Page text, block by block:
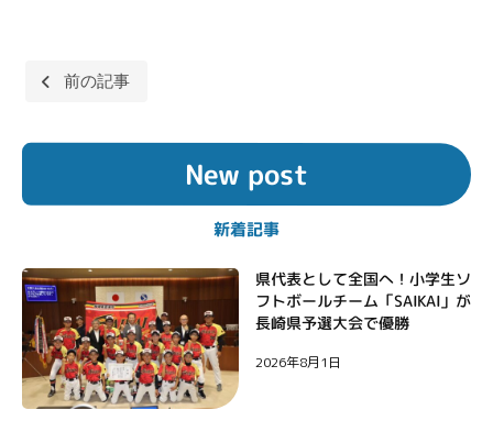
投
ナ
ゲ
シ
ョ
ン
前の記事
New post
新着記事
県代表として全国へ！小学生ソ
フトボールチーム「SAIKAI」が
長崎県予選大会で優勝
2026年8月1日